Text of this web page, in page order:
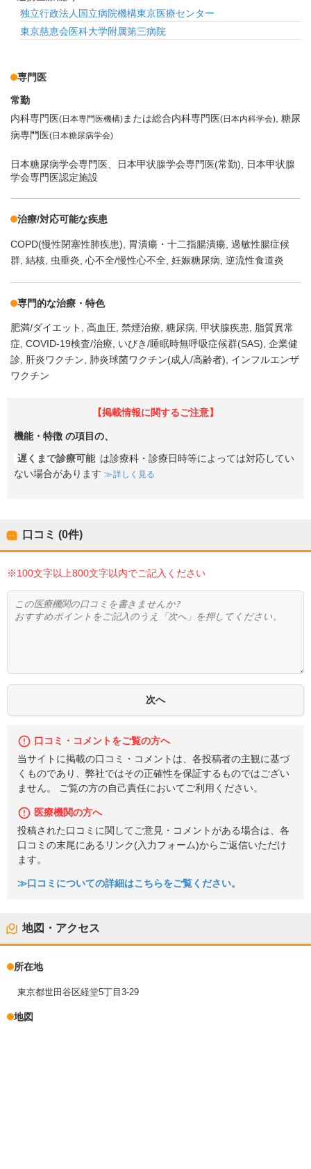
独立行政法人国立病院機構東京医療センター
東京慈恵会医科大学附属第三病院
専門医
常勤
内科専門医(日本専門医機構)または総合内科専門医(日本内科学会) 糖尿
病専門医(日本糖尿病学会)
日本糖尿病学会専門医、日本甲状腺学会専門医(常勤), 日本甲状腺
学会専門医認定施設
治療/対応可能な疾患
COPD(慢性閉塞性肺疾患) 胃潰瘍・十二指腸潰瘍 過敏性腸症候
群 結核 虫垂炎 心不全/慢性心不全 妊娠糖尿病 逆流性食道炎
専門的な治療・特色
肥満/ダイエット 高血圧 禁煙治療 糖尿病 甲状腺疾患
脂質異常
症 COVID-19検査/治療 いびき/睡眠時無呼吸症候群(SAS) 企業健
診
肝炎ワクチン 肺炎球菌ワクチン(成人/高齢者)
インフルエンザ
ワクチン
【掲載情報に関するご注意】
機能・特徴 の項目の、
遅くまで診療可能 は診療科・診療日時等によっては対応してい
ない場合があります
詳しく見る
口コミ (0件)
※100文字以上800文字以内でご記入ください
口コミ・コメントをご覧の方へ
当サイトに掲載の口コミ・コメントは、各投稿者の主観に基づ
くものであり、弊社ではその正確性を保証するものではござい
ません。 ご覧の方の自己責任においてご利用ください。
医療機関の方へ
投稿された口コミに関してご意見・コメントがある場合は、各
口コミの末尾にあるリンク(入力フォーム)からご返信いただけ
ます。
≫口コミについての詳細はこちらをご覧ください。
地図・アクセス
所在地
東京都世田谷区経堂5丁目3-29
地図